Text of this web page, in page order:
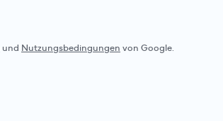
Baselayer für
eine aktive
und Nutzungsbedingungen von Google.